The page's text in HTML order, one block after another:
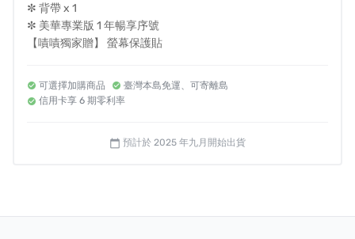
Instagram：
官方網站：https://ikaraotw.1page.tw/allinonekaraoke
風險與挑戰
✼ 背帶 x 1
✼ 美華專業版 1 年暢享序號
【嘖嘖獨家贈】 螢幕保護貼
可選擇加購商品
臺灣本島免運、可寄離島
信用卡享 6 期零利率
calendar_today 預計於 2025 年九月開始出貨